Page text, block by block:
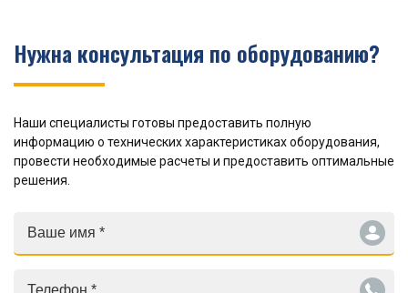
Нужна консультация по оборудованию?
Наши специалисты готовы предоставить полную
информацию о технических характеристиках оборудования,
провести необходимые расчеты и предоставить оптимальные
решения.